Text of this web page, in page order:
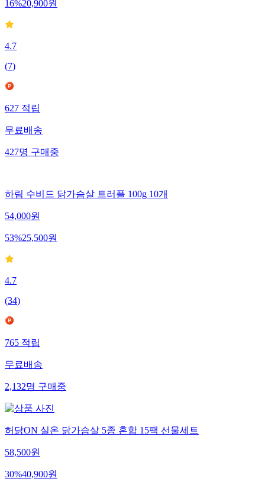
16%20,900원
4.7
(7)
627적립
무료배송
427명구매중
하림 수비드 닭가슴살 트러플 100g 10개
54,000원
53%25,500원
4.7
(34)
765적립
무료배송
2,132명구매중
허닭ON 실온 닭가슴살 5종 혼합 15팩 선물세트
58,500원
30%40,900원